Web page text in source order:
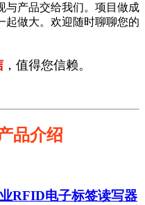
与产品交给我们。项目做成
起做大。欢迎随时聊聊您的
，值得您信赖。
品介绍
RFID电子标签读写器